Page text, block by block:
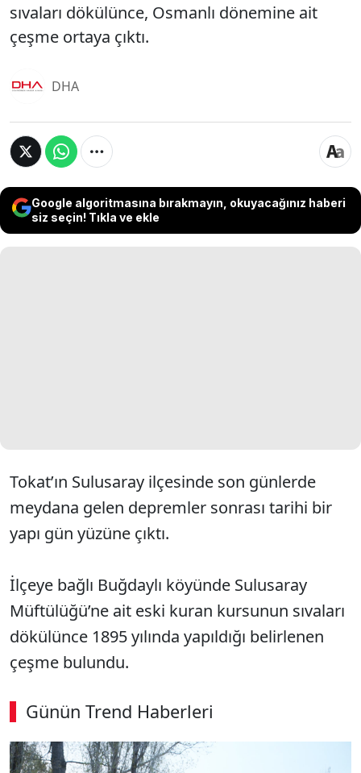
sıvaları dökülünce, Osmanlı dönemine ait
çeşme ortaya çıktı.
DHA
Google algoritmasına bırakmayın, okuyacağınız haberi
siz seçin! Tıkla ve ekle
Tokat’ın Sulusaray ilçesinde son günlerde
meydana gelen depremler sonrası tarihi bir
yapı gün yüzüne çıktı.
İlçeye bağlı Buğdaylı köyünde Sulusaray
Müftülüğü’ne ait eski kuran kursunun sıvaları
dökülünce 1895 yılında yapıldığı belirlenen
çeşme bulundu.
Günün Trend Haberleri